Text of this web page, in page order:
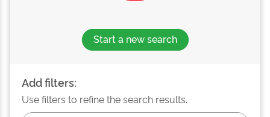
Start a new search
Add filters:
Use filters to refine the search results.